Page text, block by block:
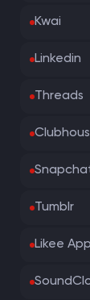
Kwai
Linkedin
Threads
Tumblr
Likee App